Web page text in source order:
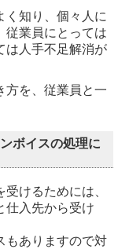
く知り、個々人に
従業員にとっては
は人手不足解消が
方を、従業員と一
ボイスの処理に
けるためには、
仕入先から受け
もありますので対